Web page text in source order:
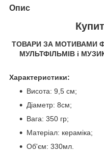
Опис
ТОВАРИ ЗА МОТИВАМИ
МУЛЬТФІЛЬМІВ і
Характеристики:
Висота: 9,5 см;
Діаметр: 8см;
Вага: 350 гр;
Матеріал: кераміка;
Об'єм: 330мл.